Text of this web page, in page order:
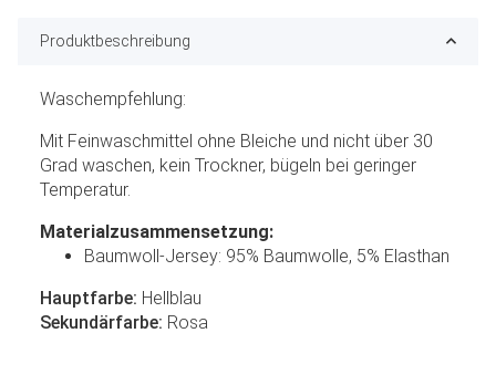
Produktbeschreibung
Waschempfehlung:
Mit Feinwaschmittel ohne Bleiche und nicht über 30
Grad waschen, kein Trockner, bügeln bei geringer
Temperatur.
Materialzusammensetzung:
Baumwoll-Jersey: 95% Baumwolle, 5% Elasthan
Hauptfarbe: Hellblau
Sekundärfarbe: Rosa